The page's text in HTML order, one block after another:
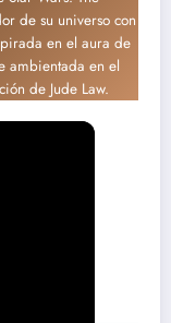
de su universo con
en el aura de
ambientada en el
de Jude Law.